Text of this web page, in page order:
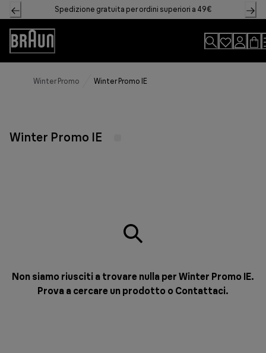
Skip
to
Content
Spedizione gratuita per ordini superiori a 49€
Accessibility
Statement
Winter Promo Winter Promo IE
Winter Promo IE
Non siamo riusciti a trovare nulla per Winter Promo IE.
Prova a cercare un prodotto o Contattaci.